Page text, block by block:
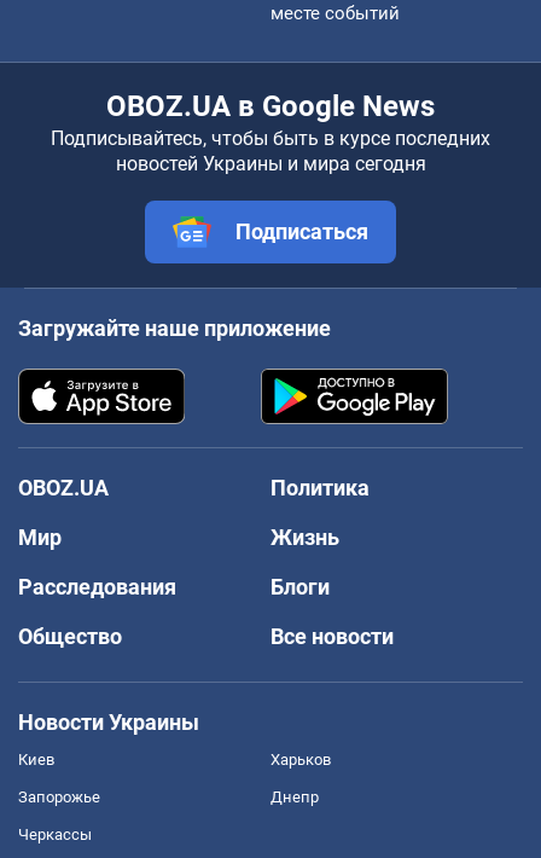
месте событий
OBOZ.UA в Google News
Подписывайтесь, чтобы быть в курсе последних
новостей Украины и мира сегодня
Подписаться
Загружайте наше приложение
OBOZ.UA
Политика
Мир
Жизнь
Расследования
Блоги
Общество
Все новости
Новости Украины
Киев Харьков
Запорожье Днепр
Черкассы